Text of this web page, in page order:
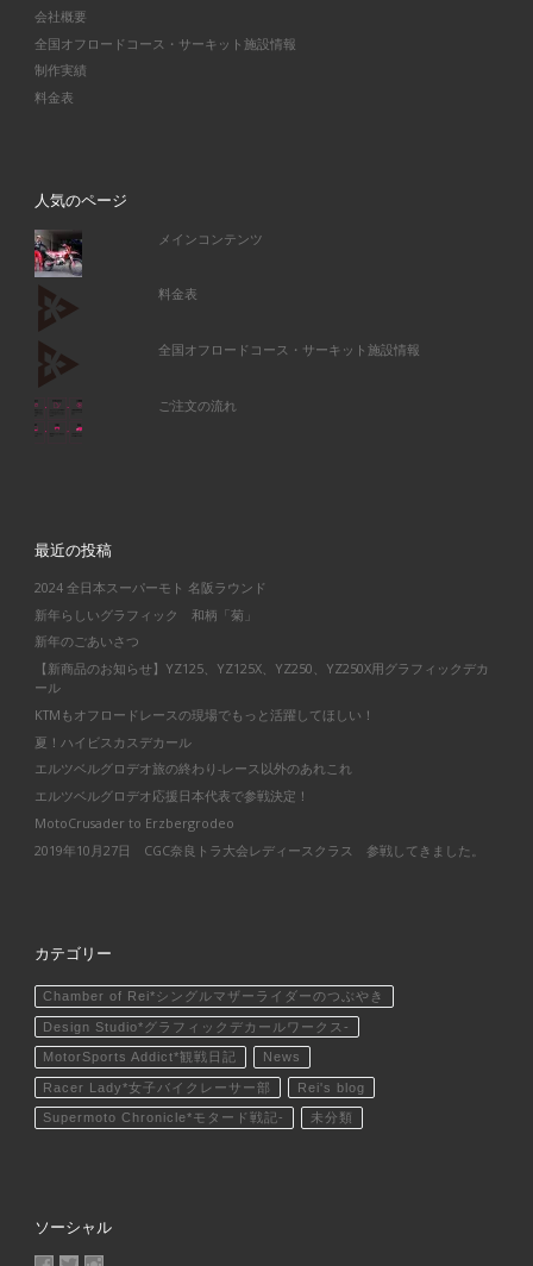
会社概要
全国オフロードコース・サーキット施設情報
制作実績
料金表
人気のページ
メインコンテンツ
料金表
全国オフロードコース・サーキット施設情報
ご注文の流れ
最近の投稿
2024 全日本スーパーモト 名阪ラウンド
新年らしいグラフィック 和柄「菊」
新年のごあいさつ
【新商品のお知らせ】YZ125、YZ125X、YZ250、YZ250X用グラフィックデカ
ール
KTMもオフロードレースの現場でもっと活躍してほしい！
夏！ハイビスカスデカール
エルツベルグロデオ旅の終わり-レース以外のあれこれ
エルツベルグロデオ応援日本代表で参戦決定！
MotoCrusader to Erzbergrodeo
2019年10月27日 CGC奈良トラ大会レディースクラス 参戦してきました。
カテゴリー
Chamber of Rei*シングルマザーライダーのつぶやき
Design Studio*グラフィックデカールワークス-
MotorSports Addict*観戦日記 News
Racer Lady*女子バイクレーサー部 Rei's blog
Supermoto Chronicle*モタード戦記- 未分類
ソーシャル